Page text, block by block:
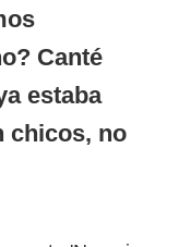
Canté
estaba
chicos, no